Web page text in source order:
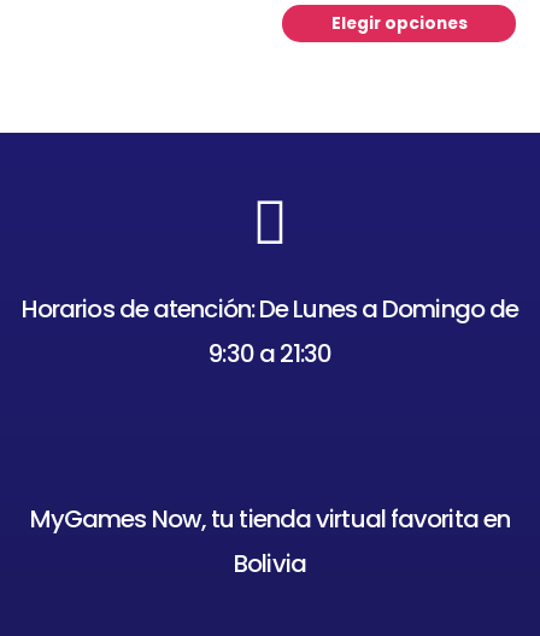
Elegir opciones
Horarios de atención: De Lunes a Domingo de
9:30 a 21:30
MyGames Now, tu tienda virtual favorita en
Bolivia